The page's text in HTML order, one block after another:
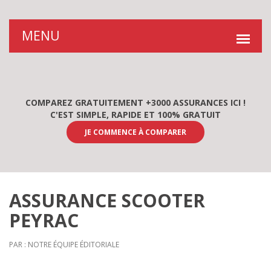
COMPAREZ GRATUITEMENT +3000 ASSURANCES ICI !
C'EST SIMPLE, RAPIDE ET 100% GRATUIT
JE COMMENCE À COMPARER
ASSURANCE SCOOTER
PEYRAC
PAR : NOTRE ÉQUIPE ÉDITORIALE